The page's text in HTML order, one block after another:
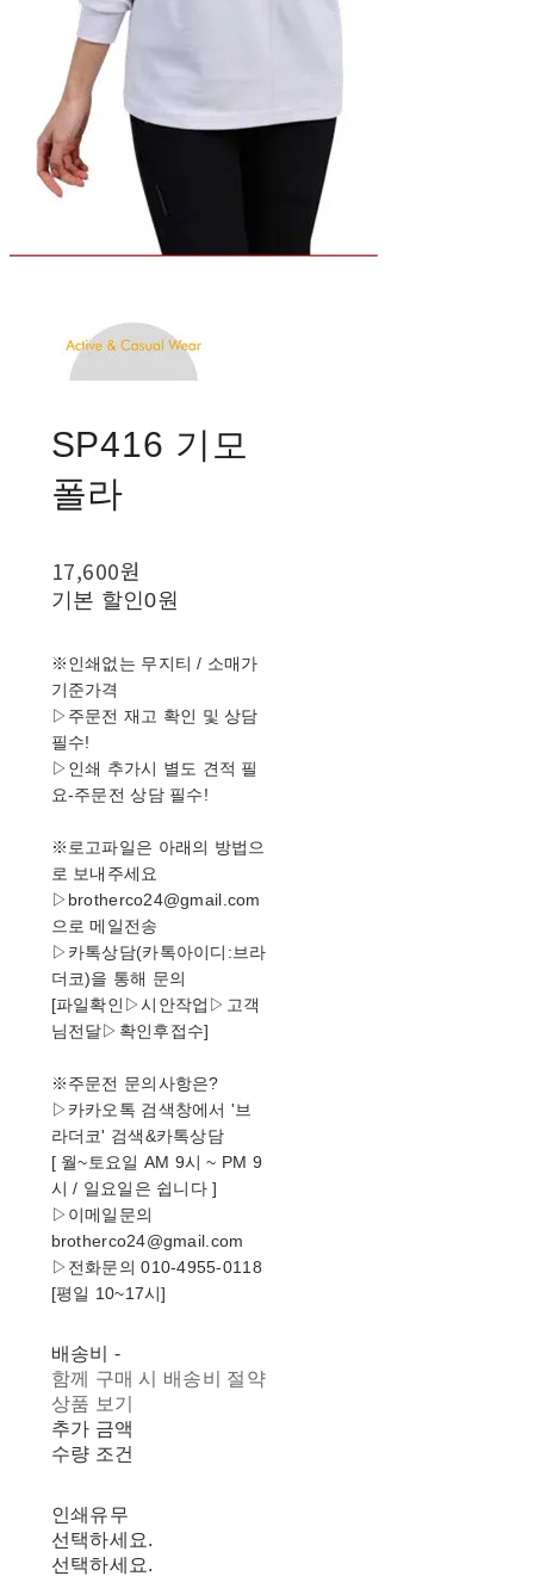
SP416 기모
폴라
17,600원
기본 할인0원
※인쇄없는 무지티 / 소매가
기준가격
▷주문전 재고 확인 및 상담
필수!
▷인쇄 추가시 별도 견적 필
요-주문전 상담 필수!
※로고파일은 아래의 방법으
로 보내주세요
▷brotherco24@gmail.com
으로 메일전송
▷카톡상담(카톡아이디:브라
더코)을 통해 문의
[파일확인▷시안작업▷고객
님전달▷확인후접수]
※주문전 문의사항은?
▷카카오톡 검색창에서 '브
라더코' 검색&카톡상담
[ 월~토요일 AM 9시 ~ PM 9
시 / 일요일은 쉽니다 ]
▷이메일문의
brotherco24@gmail.com
▷전화문의 010-4955-0118
[평일 10~17시]
배송비 -
함께 구매 시 배송비 절약
상품 보기
추가 금액
수량 조건
인쇄유무
선택하세요.
선택하세요.